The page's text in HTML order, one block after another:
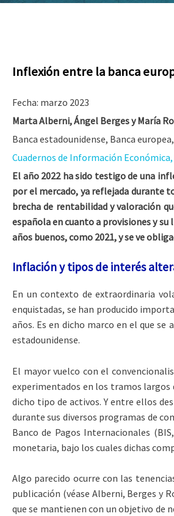
Inflexión entre la banca
Fecha: marzo 2023
Marta Alberni, Ángel Berges y María
Banca estadounidense, Banca
Cuadernos de Información
El año 2022 ha sido testigo de una
por el mercado, ya reflejada durante
brecha de rentabilidad y valoración
española en cuanto a provisiones y
años buenos, como 2021, y se ve
Inflación y tipos de interés
En un contexto de extraordinaria
enquistadas, se han producido
años. Es en dicho marco en el que
estadounidense.
El mayor vuelco con el
experimentados en los tramos largos
dicho tipo de activos. Y entre ellos
durante sus diversos programas de
Banco de Pagos Internacionales
monetaria, bajo los cuales dichas
Algo parecido ocurre con las
publicación (véase Alberni, Berges y
que se mantienen con un objetivo de